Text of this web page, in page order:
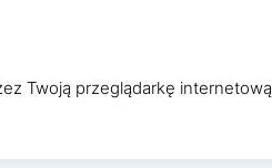
Twoją przeglądarkę internetową